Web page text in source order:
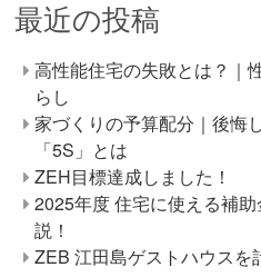
最近の投稿
高性能住宅の失敗とは？｜
らし
家づくりの予算配分｜後悔
「5S」とは
ZEH目標達成しました！
2025年度 住宅に使える補
説！
ZEB 江田島ゲストハウスを